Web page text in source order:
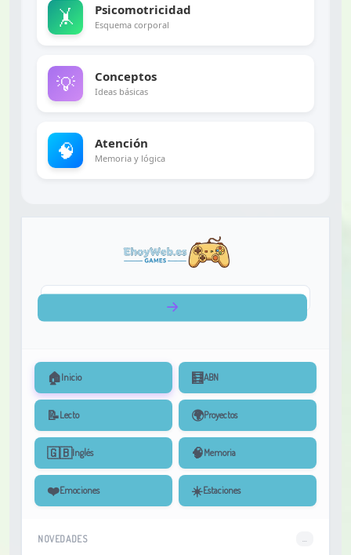
🤸 Psicomotricidad
Esquema corporal
💡 Conceptos
Ideas básicas
🧠 Atención
Memoria y lógica
🏠Inicio 🧮ABN
📝Lecto 🌍Proyectos
🇬🇧Inglés 🧠Memoria
❤️Emociones ☀️Estaciones
NOVEDADES